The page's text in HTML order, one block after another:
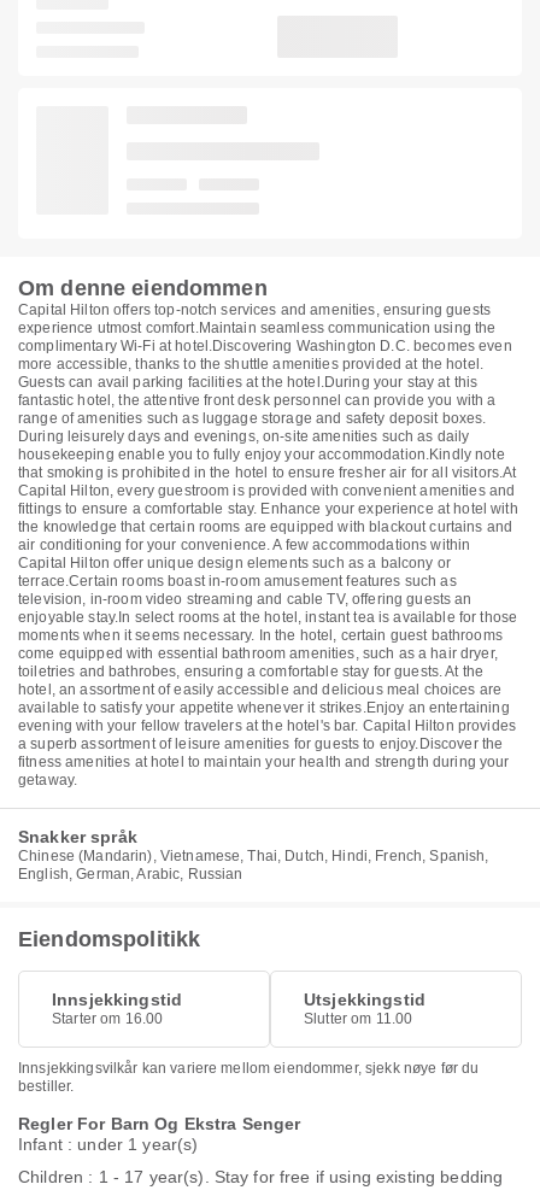
Om denne eiendommen
Capital Hilton offers top-notch services and amenities, ensuring guests
experience utmost comfort.Maintain seamless communication using the
complimentary Wi-Fi at hotel.Discovering Washington D.C. becomes even
more accessible, thanks to the shuttle amenities provided at the hotel.
Guests can avail parking facilities at the hotel.During your stay at this
fantastic hotel, the attentive front desk personnel can provide you with a
range of amenities such as luggage storage and safety deposit boxes.
During leisurely days and evenings, on-site amenities such as daily
housekeeping enable you to fully enjoy your accommodation.Kindly note
that smoking is prohibited in the hotel to ensure fresher air for all visitors.At
Capital Hilton, every guestroom is provided with convenient amenities and
fittings to ensure a comfortable stay. Enhance your experience at hotel with
the knowledge that certain rooms are equipped with blackout curtains and
air conditioning for your convenience. A few accommodations within
Capital Hilton offer unique design elements such as a balcony or
terrace.Certain rooms boast in-room amusement features such as
television, in-room video streaming and cable TV, offering guests an
enjoyable stay.In select rooms at the hotel, instant tea is available for those
moments when it seems necessary. In the hotel, certain guest bathrooms
come equipped with essential bathroom amenities, such as a hair dryer,
toiletries and bathrobes, ensuring a comfortable stay for guests. At the
hotel, an assortment of easily accessible and delicious meal choices are
available to satisfy your appetite whenever it strikes.Enjoy an entertaining
evening with your fellow travelers at the hotel's bar. Capital Hilton provides
a superb assortment of leisure amenities for guests to enjoy.Discover the
fitness amenities at hotel to maintain your health and strength during your
getaway.
Snakker språk
Chinese (Mandarin), Vietnamese, Thai, Dutch, Hindi, French, Spanish,
English, German, Arabic, Russian
Eiendomspolitikk
Innsjekkingstid
Starter om 16.00
Utsjekkingstid
Slutter om 11.00
Innsjekkingsvilkår kan variere mellom eiendommer, sjekk nøye før du
bestiller.
Regler For Barn Og Ekstra Senger
Infant : under 1 year(s)
Children : 1 - 17 year(s). Stay for free if using existing bedding